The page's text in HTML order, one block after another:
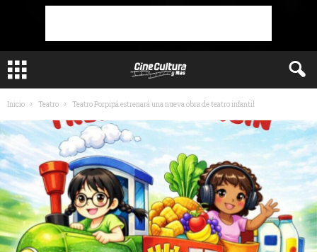
Inicio Teatro Teatro Porpipá estrenará una nueva obra de teatro infantil